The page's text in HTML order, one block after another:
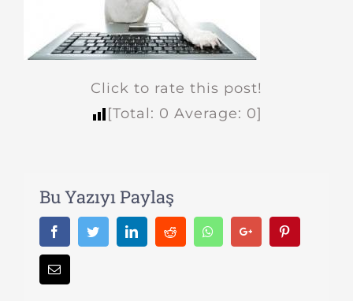
Click to rate this post!
[Total: 0 Average: 0]
Bu Yazıyı Paylaş
FacebookTwitter LinkedInReddit WhatsappGoogle+